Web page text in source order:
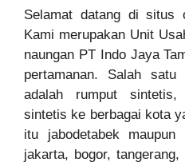
Selamat datang di situs
Kami merupakan Unit
naungan PT Indo Jaya
pertamanan. Salah
adalah rumput
sintetis ke berbagai kota
itu jabodetabek
jakarta, bogor,